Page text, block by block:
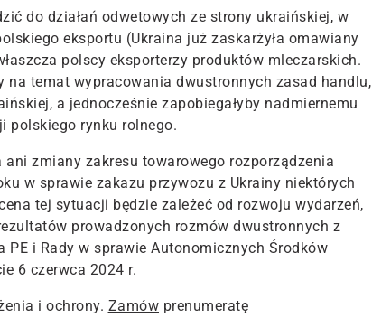
do działań odwetowych ze strony ukraińskiej, w
eksportu (Ukraina już zaskarżyła omawiany
polscy eksporterzy produktów mleczarskich.
temat wypracowania dwustronnych zasad handlu,
a jednocześnie zapobiegałyby nadmiernemu
polskiego rynku rolnego.
zmiany zakresu towarowego rozporządzenia
w sprawie zakazu przywozu z Ukrainy niektórych
tej sytuacji będzie zależeć od rozwoju wydarzeń,
prowadzonych rozmów dwustronnych z
i Rady w sprawie Autonomicznych Środków
6 czerwca 2024 r.
i ochrony. Zamów prenumeratę